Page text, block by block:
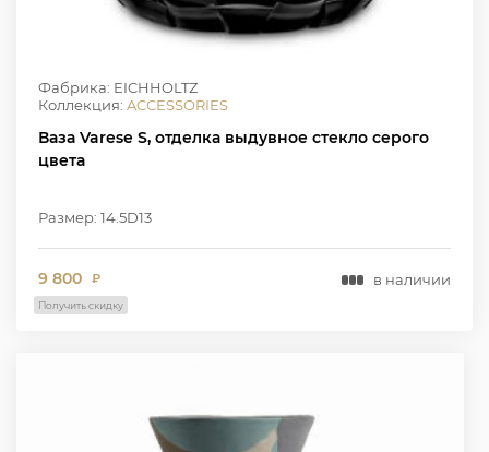
Фабрика: EICHHOLTZ
Коллекция: ACCESSORIES
Ваза Varese S, отделка выдувное стекло серого
цвета
Размер: 14.5D13
9 800 ₽ в наличии
Получить скидку